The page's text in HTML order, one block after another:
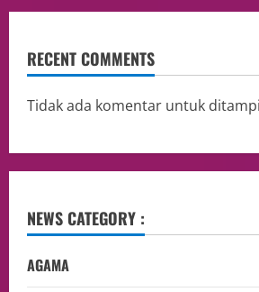
RECENT COMMENTS
Tidak ada komentar untuk
NEWS CATEGORY :
AGAMA